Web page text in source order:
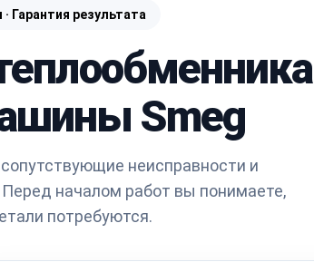
Гарантия результата
Smeg
неисправности и
началом работ вы понимаете,
потребуются.